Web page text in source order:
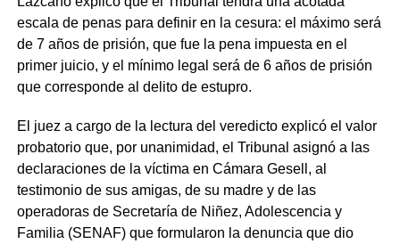
escala de penas para definir en la cesura: el máximo será
de 7 años de prisión, que fue la pena impuesta en el
primer juicio, y el mínimo legal será de 6 años de prisión
que corresponde al delito de estupro.
El juez a cargo de la lectura del veredicto explicó el valor
probatorio que, por unanimidad, el Tribunal asignó a las
declaraciones de la víctima en Cámara Gesell, al
testimonio de sus amigas, de su madre y de las
operadoras de Secretaría de Niñez, Adolescencia y
Familia (SENAF) que formularon la denuncia que dio